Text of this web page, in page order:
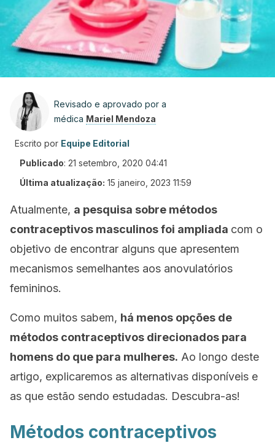
Revisado e aprovado por a
médica Mariel Mendoza
Escrito por Equipe Editorial
Publicado: 21 setembro, 2020 04:41
Última atualização: 15 janeiro, 2023 11:59
Atualmente, a pesquisa sobre métodos
contraceptivos masculinos foi ampliada com o
objetivo de encontrar alguns que apresentem
mecanismos semelhantes aos anovulatórios
femininos.
Como muitos sabem, há menos opções de
métodos contraceptivos direcionados para
homens do que para mulheres. Ao longo deste
artigo, explicaremos as alternativas disponíveis e
as que estão sendo estudadas. Descubra-as!
Métodos contraceptivos